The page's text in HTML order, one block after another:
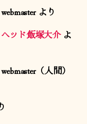
webmasterより
ヘッド飯塚大介よ
webmaster（人間）